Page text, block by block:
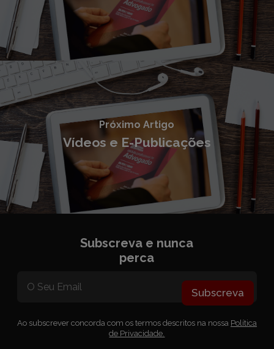
Próximo Artigo
Vídeos e E-Publicações
Subscreva e nunca
perca
Subscreva
Ao subscrever concorda com os termos descritos na nossa Política
de Privacidade.